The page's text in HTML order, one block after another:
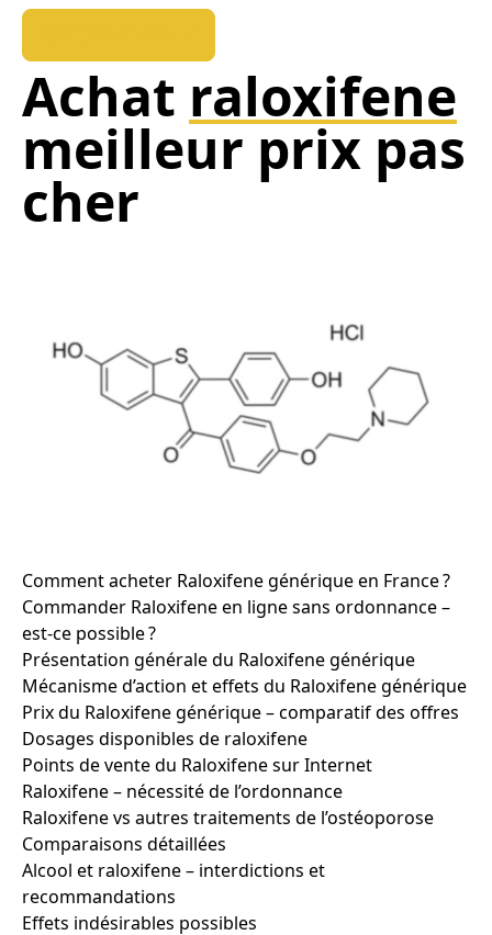
Achat raloxifene
meilleur prix pas
cher
Comment acheter Raloxifene générique en France ?
Commander Raloxifene en ligne sans ordonnance –
est-ce possible ?
Présentation générale du Raloxifene générique
Mécanisme d’action et effets du Raloxifene générique
Prix du Raloxifene générique – comparatif des offres
Dosages disponibles de raloxifene
Points de vente du Raloxifene sur Internet
Raloxifene – nécessité de l’ordonnance
Raloxifene vs autres traitements de l’ostéoporose
Comparaisons détaillées
Alcool et raloxifene – interdictions et
recommandations
Effets indésirables possibles